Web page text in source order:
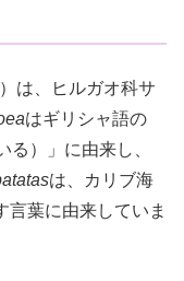
）は、ヒルガオ科サ
はギリシャ語の
る）」に由来し、
は、カリブ海
言葉に由来していま